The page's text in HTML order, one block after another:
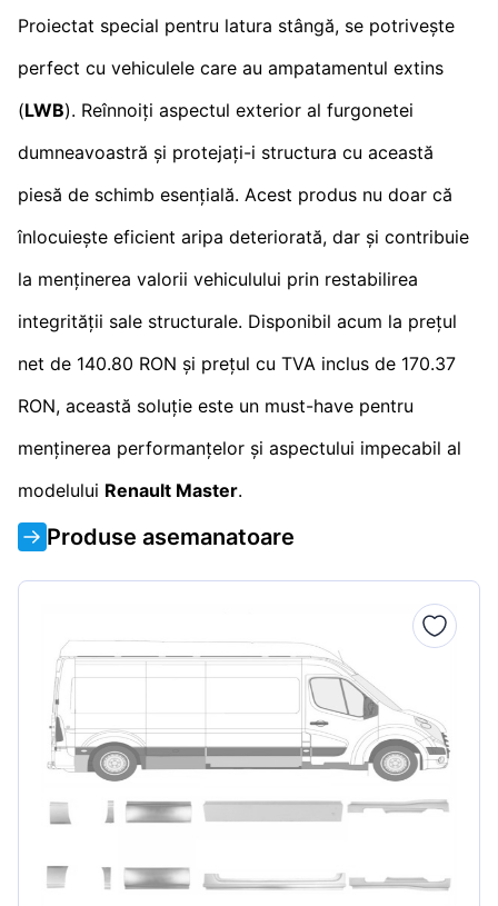
Proiectat special pentru latura stângă, se potrivește
perfect cu vehiculele care au ampatamentul extins
(LWB). Reînnoiți aspectul exterior al furgonetei
dumneavoastră și protejați-i structura cu această
piesă de schimb esențială. Acest produs nu doar că
înlocuiește eficient aripa deteriorată, dar și contribuie
la menținerea valorii vehiculului prin restabilirea
integrității sale structurale. Disponibil acum la prețul
net de 140.80 RON și prețul cu TVA inclus de 170.37
RON, această soluție este un must-have pentru
menținerea performanțelor și aspectului impecabil al
modelului Renault Master.
Produse asemanatoare